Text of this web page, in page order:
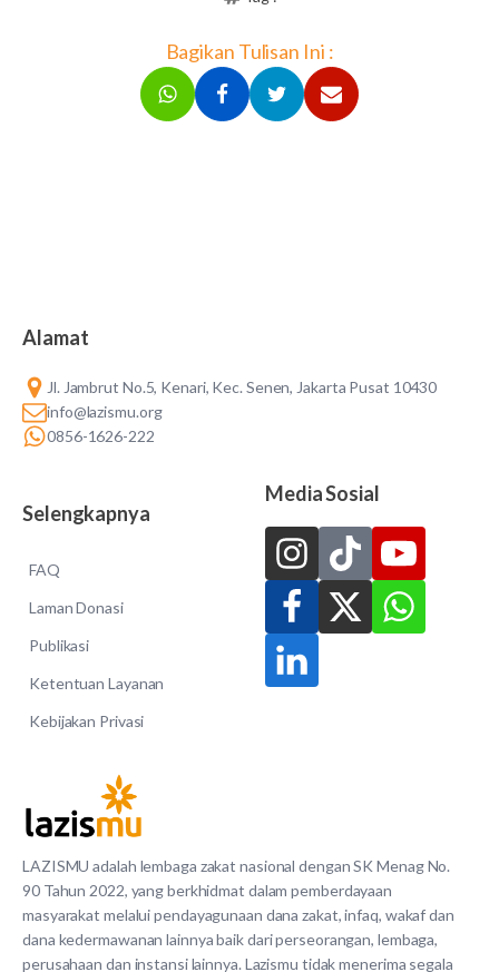
Bagikan Tulisan Ini :
LAZISMU adalah lembaga zakat nasional dengan SK Menag No.
90 Tahun 2022, yang berkhidmat dalam pemberdayaan
masyarakat melalui pendayagunaan dana zakat, infaq, wakaf dan
dana kedermawanan lainnya baik dari perseorangan, lembaga,
perusahaan dan instansi lainnya. Lazismu tidak menerima segala
Alamat
Jl. Jambrut No.5, Kenari, Kec. Senen, Jakarta Pusat 10430
info@lazismu.org
0856-1626-222
Selengkapnya
FAQ
Laman Donasi
Publikasi
Ketentuan Layanan
Kebijakan Privasi
Media Sosial